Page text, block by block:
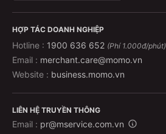
HỢP TÁC DOANH NGHIỆP
Hotline : 1900 636 652 (Phí 1.000đ/phút)
Email : merchant.care@momo.vn
Website : business.momo.vn
LIÊN HỆ TRUYỀN THÔNG
Email : pr@mservice.com.vn